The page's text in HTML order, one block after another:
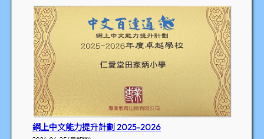
網上中文能力提升計劃 2025-2026